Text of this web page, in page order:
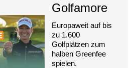
Golfamore
Europaweit auf bis
zu 1.600
Golfplätzen zum
halben Greenfee
spielen.